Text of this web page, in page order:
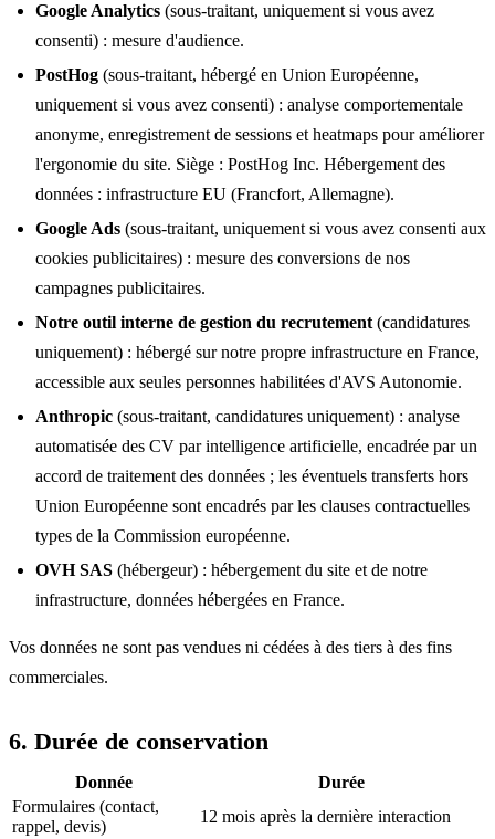
Google Analytics (sous-traitant, uniquement si vous avez
consenti) : mesure d'audience.
PostHog (sous-traitant, hébergé en Union Européenne,
uniquement si vous avez consenti) : analyse comportementale
anonyme, enregistrement de sessions et heatmaps pour améliorer
l'ergonomie du site. Siège : PostHog Inc. Hébergement des
données : infrastructure EU (Francfort, Allemagne).
Google Ads (sous-traitant, uniquement si vous avez consenti aux
cookies publicitaires) : mesure des conversions de nos
campagnes publicitaires.
Notre outil interne de gestion du recrutement (candidatures
uniquement) : hébergé sur notre propre infrastructure en France,
accessible aux seules personnes habilitées d'AVS Autonomie.
Anthropic (sous-traitant, candidatures uniquement) : analyse
automatisée des CV par intelligence artificielle, encadrée par un
accord de traitement des données ; les éventuels transferts hors
Union Européenne sont encadrés par les clauses contractuelles
types de la Commission européenne.
OVH SAS (hébergeur) : hébergement du site et de notre
infrastructure, données hébergées en France.
Vos données ne sont pas vendues ni cédées à des tiers à des fins
commerciales.
6. Durée de conservation
Donnée
Durée
Formulaires (contact,
rappel, devis)
12 mois après la dernière interaction